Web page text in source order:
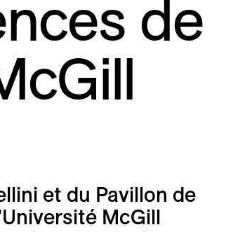
de
et du Pavillon de
McGill